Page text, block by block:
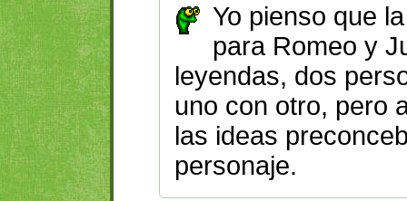
Yo pienso que
para Romeo y
leyendas, dos
uno con otro, pero
las ideas
personaje.